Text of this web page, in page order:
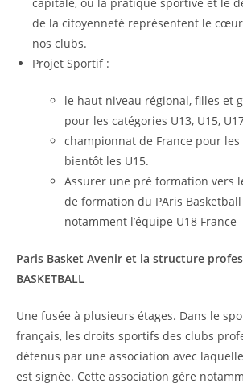
de la citoyenneté représentent le
nos clubs.
Projet Sportif :
le haut niveau régional, filles et
pour les catégories U13, U15,
championnat de France pour les
bientôt les U15.
Assurer une pré formation vers
de formation du PAris
notamment l’équipe U18 France
Paris Basket Avenir et la structure
BASKETBALL
Une fusée à plusieurs étages. Dans le
français, les droits sportifs des clubs
détenus par une association avec
est signée. Cette association gère